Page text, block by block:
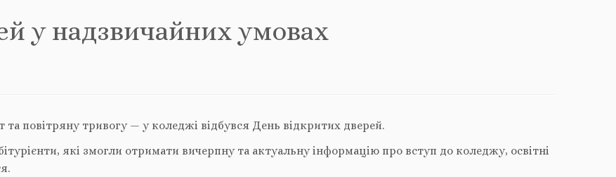
у надзвичайних умовах
повітряну тривогу — у коледжі відбувся День відкритих дверей.
які змогли отримати вичерпну та актуальну інформацію про вступ до коледжу, освітні